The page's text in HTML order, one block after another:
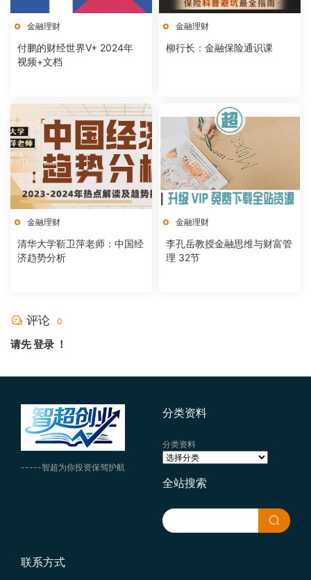
金融理财
付鹏的财经世界V+ 2024年
视频+文档
金融理财
柳行长：金融保险通识课
金融理财
清华大学靳卫萍老师：中国经
济趋势分析
金融理财
李孔岳教授金融思维与财富管
理 32节
评论 0
请先登录 ！
-----智超为你投资保驾护航
分类资料
分类资料
全站搜索
联系方式